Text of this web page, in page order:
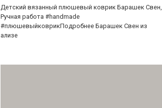
Детский вязанный плюшевый коврик Барашек Свен,
Ручная работа #handmade
#плюшевыйковрикПодробнее Барашек Свен из
ализе